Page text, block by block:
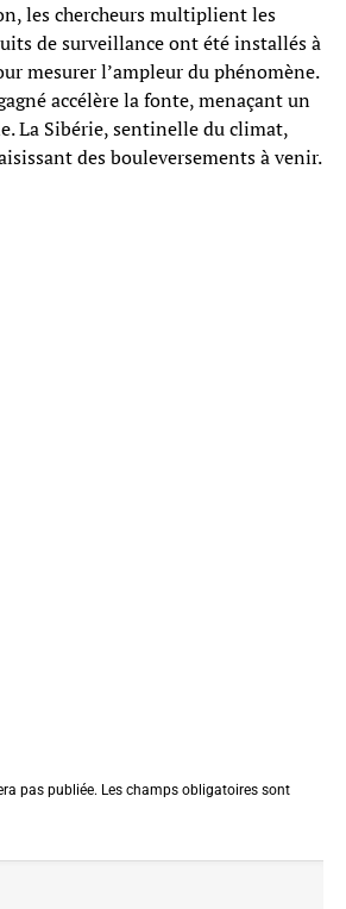
les chercheurs multiplient les
de surveillance ont été installés à
mesurer l’ampleur du phénomène.
accélère la fonte, menaçant un
La Sibérie, sentinelle du climat,
des bouleversements à venir.
pas publiée. Les champs obligatoires sont